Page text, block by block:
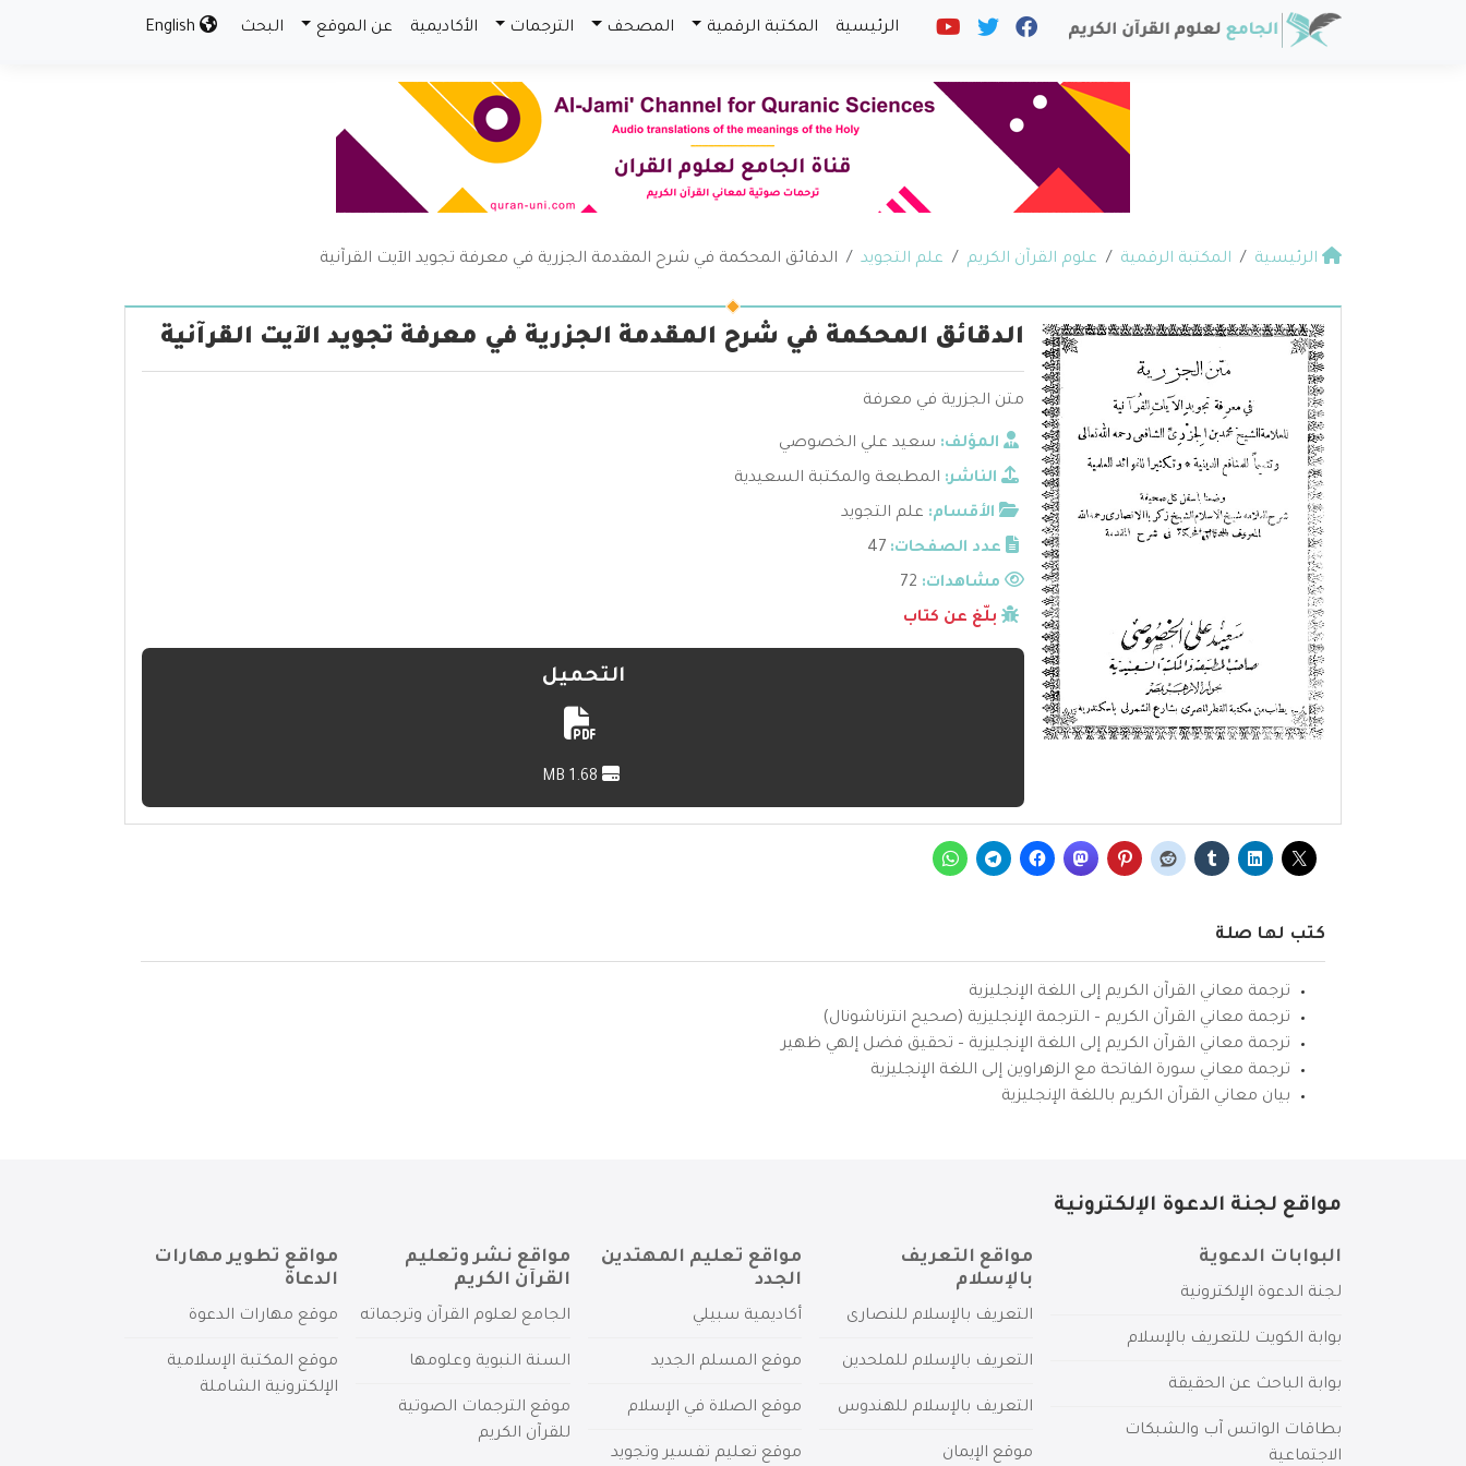
الرئيسية المكتبة الرقمية المصحف الترجمات الأكاديمية عن الموقع البحث
الرئيسية المكتبة الرقمية علوم القرآن الكريم علم التجويد الدقائق المحكمة في شرح المقدمة الجزرية في معرفة تجويد الآيت القرآنية
الدقائق المحكمة في شرح المقدمة الجزرية في معرفة تجويد الآيت القرآنية
متن الجزرية في معرفة
المؤلف: سعيد علي الخصوصي
الناشر: المطبعة والمكتبة السعيدية
الأقسام: علم التجويد
عدد الصفحات: 47
مشاهدات:
بلّغ عن كتاب
التحميل
كتب لها صلة
ترجمة معاني القرآن الكريم إلى اللغة الإنجليزية
ترجمة معاني القرآن الكريم – الترجمة الإنجليزية (صحيح انترناشونال)
ترجمة معاني القرآن الكريم إلى اللغة الإنجليزية – تحقيق فضل إلهي ظهير
ترجمة معاني سورة الفاتحة مع الزهراوين إلى اللغة الإنجليزية
بيان معاني القرآن الكريم باللغة الإنجليزية
مواقع لجنة الدعوة الإلكترونية
البوابات الدعوية
لجنة الدعوة الإلكترونية
بوابة الكويت للتعريف بالإسلام
بوابة الباحث عن الحقيقة
بطاقات الواتس آب والشبكات
الاجتماعية
مواقع التعريف
بالإسلام
التعريف بالإسلام للنصارى
التعريف بالإسلام للملحدين
التعريف بالإسلام للهندوس
موقع الإيمان
مواقع تعليم المهتدين
الجدد
أكاديمية سبيلي
موقع المسلم الجديد
موقع الصلاة في الإسلام
موقع تعليم تفسير وتجويد
مواقع نشر وتعليم
القرآن الكريم
الجامع لعلوم القرآن وترجماته
السنة النبوية وعلومها
موقع الترجمات الصوتية
للقرآن الكريم
مواقع تطوير مهارات
الدعاة
موقع مهارات الدعوة
موقع المكتبة الإسلامية
الإلكترونية الشاملة